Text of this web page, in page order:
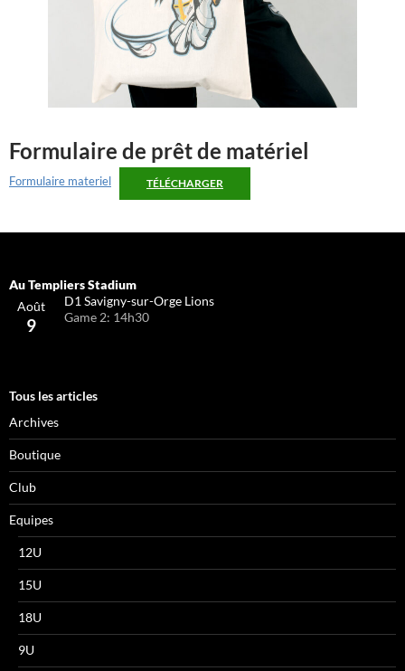
Formulaire de prêt de matériel
Formulaire materiel TÉLÉCHARGER
Août
9
D1 Savigny-sur-Orge Lions
Game 2: 14h30
Tous les articles
Archives
Boutique
Club
Equipes
12U
15U
18U
9U